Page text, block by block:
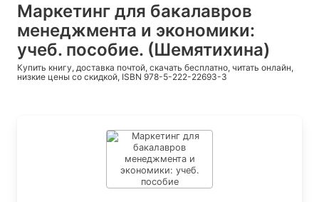
Маркетинг для бакалавров
менеджмента и экономики:
учеб. пособие. (Шемятихина)
Купить книгу, доставка почтой, скачать бесплатно, читать онлайн,
низкие цены со скидкой, ISBN 978-5-222-22693-3